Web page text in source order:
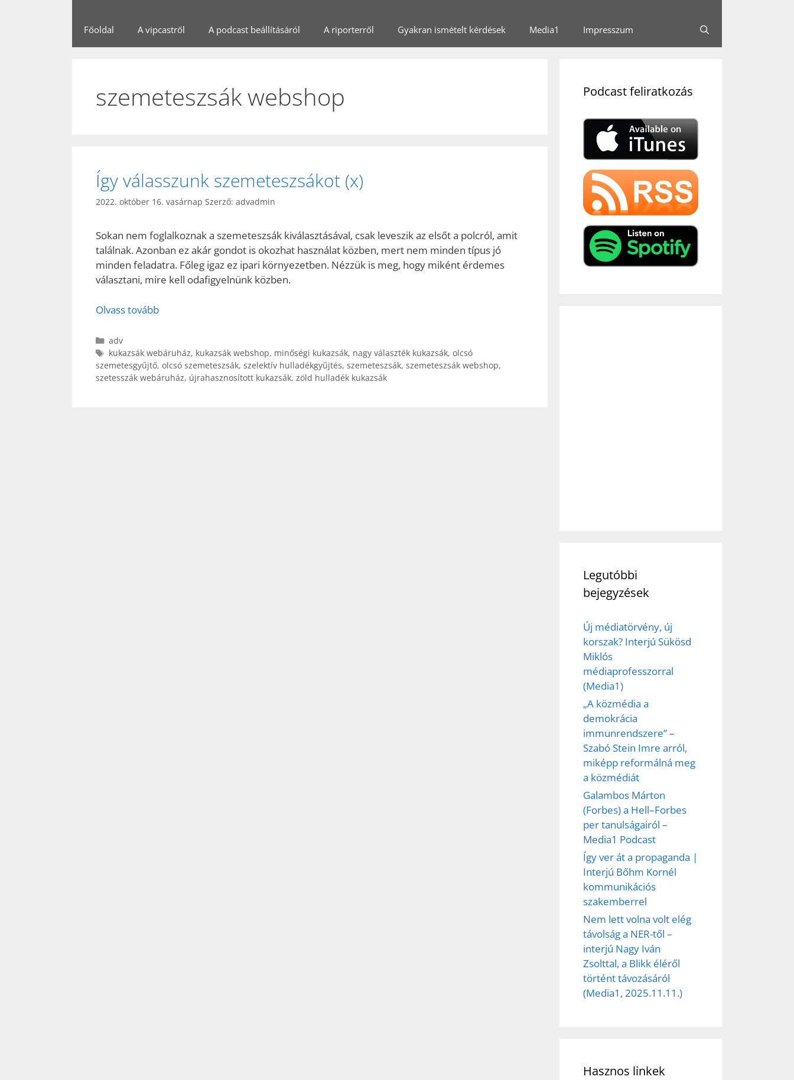
Főoldal A vipcastről A podcast beállításáról A riporterről Gyakran ismételt kérdések Media1 Impresszum
szemeteszsák webshop
Így válasszunk szemeteszsákot (x)
2022. október 16. vasárnap Szerző: advadmin
Sokan nem foglalkoznak a szemeteszsák kiválasztásával, csak leveszik az elsőt a polcról, amit
találnak. Azonban ez akár gondot is okozhat használat közben, mert nem minden típus jó
minden feladatra. Főleg igaz ez ipari környezetben. Nézzük is meg, hogy miként érdemes
választani, mire kell odafigyelnünk közben.
Olvass tovább
Kategória
adv
Címkék
kukazsák webáruház, kukazsák webshop, minőségi kukazsák, nagy választék kukazsák, olcsó
szemetesgyűjtő, olcsó szemeteszsák, szelektív hulladékgyűjtés, szemeteszsák, szemeteszsák webshop,
szetesszák webáruház, újrahasznosított kukazsák, zöld hulladék kukazsák
Podcast feliratkozás
Legutóbbi
bejegyzések
Új médiatörvény, új
korszak? Interjú Sükösd
Miklós
médiaprofesszorral
(Media1)
„A közmédia a
demokrácia
immunrendszere” –
Szabó Stein Imre arról,
miképp reformálná meg
a közmédiát
Galambos Márton
(Forbes) a Hell–Forbes
per tanulságairól –
Media1 Podcast
Így ver át a propaganda |
Interjú Bőhm Kornél
kommunikációs
szakemberrel
Nem lett volna volt elég
távolság a NER-től –
interjú Nagy Iván
Zsolttal, a Blikk éléről
történt távozásáról
(Media1, 2025.11.11.)
Hasznos linkek